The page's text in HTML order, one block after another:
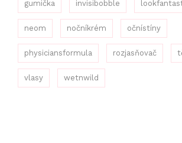
gumička invisibobble
neom nočníkrém očnístíny
physiciansformula rozjasňovač
vlasy wetnwild